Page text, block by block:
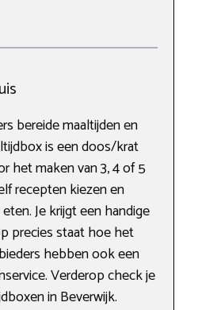
bereide maaltijden en
is een doos/krat
het maken van 3, 4 of 5
recepten kiezen en
Je krijgt een handige
precies staat hoe het
hebben ook een
Verderop check je
in Beverwijk.